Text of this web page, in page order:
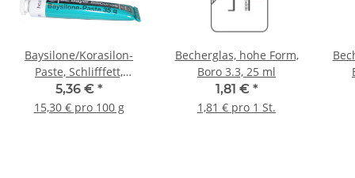
Baysilone/Korasilon-
Paste, Schlifffett,
hochviskos, 35 g
5,36 € *
15,30 € pro 100 g
Becherglas, hohe Form,
Boro 3.3, 25 ml
1,81 € *
1,81 € pro 1 St.